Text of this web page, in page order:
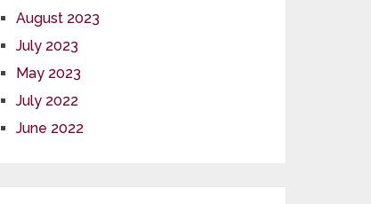
August 2023
July 2023
May 2023
July 2022
June 2022